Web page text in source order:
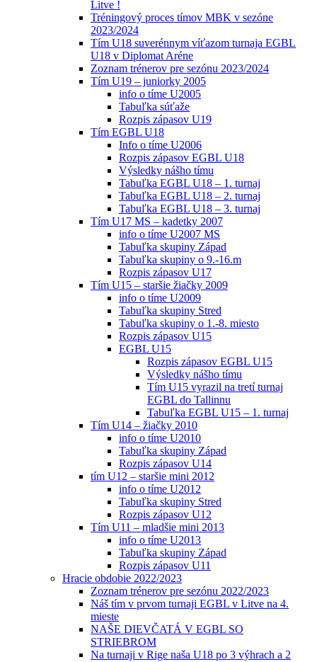
Litve !
Tréningový proces tímov MBK v sezóne
2023/2024
Tím U18 suverénnym víťazom turnaja EGBL
U18 v Diplomat Aréne
Zoznam trénerov pre sezónu 2023/2024
Tím U19 – juniorky 2005
info o tíme U2005
Tabuľka súťaže
Rozpis zápasov U19
Tím EGBL U18
Info o tíme U2006
Rozpis zápasov EGBL U18
Výsledky nášho tímu
Tabuľka EGBL U18 – 1. turnaj
Tabuľka EGBL U18 – 2. turnaj
Tabuľka EGBL U18 – 3. turnaj
Tím U17 MS – kadetky 2007
info o tíme U2007 MS
Tabuľka skupiny Západ
Tabuľka skupiny o 9.-16.m
Rozpis zápasov U17
Tím U15 – staršie žiačky 2009
info o tíme U2009
Tabuľka skupiny Stred
Tabuľka skupiny o 1.-8. miesto
Rozpis zápasov U15
EGBL U15
Rozpis zápasov EGBL U15
Výsledky nášho tímu
Tím U15 vyrazil na tretí turnaj
EGBL do Tallinnu
Tabuľka EGBL U15 – 1. turnaj
Tím U14 – žiačky 2010
info o tíme U2010
Tabuľka skupiny Západ
Rozpis zápasov U14
tím U12 – staršie mini 2012
info o tíme U2012
Tabuľka skupiny Stred
Rozpis zápasov U12
Tím U11 – mladšie mini 2013
info o tíme U2013
Tabuľka skupiny Západ
Rozpis zápasov U11
Hracie obdobie 2022/2023
Zoznam trénerov pre sezónu 2022/2023
Náš tím v prvom turnaji EGBL v Litve na 4.
mieste
NAŠE DIEVČATÁ V EGBL SO
STRIEBROM
Na turnaji v Rige naša U18 po 3 výhrach a 2